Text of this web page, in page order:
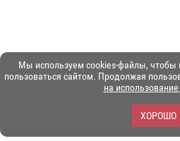
Мы используем cookies-файлы, чтобы
пользоваться сайтом. Продолжая
на
ХОРОШО